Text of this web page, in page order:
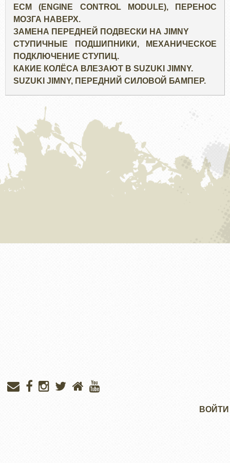
ECM (ENGINE CONTROL MODULE), ПЕРЕНОС
МОЗГА НАВЕРХ.
ЗАМЕНА ПЕРЕДНЕЙ ПОДВЕСКИ НА JIMNY
СТУПИЧНЫЕ ПОДШИПНИКИ, МЕХАНИЧЕСКОЕ
ПОДКЛЮЧЕНИЕ СТУПИЦ.
КАКИЕ КОЛЁСА ВЛЕЗАЮТ В SUZUKI JIMNY.
SUZUKI JIMNY, ПЕРЕДНИЙ СИЛОВОЙ БАМПЕР.
ВОЙТИ